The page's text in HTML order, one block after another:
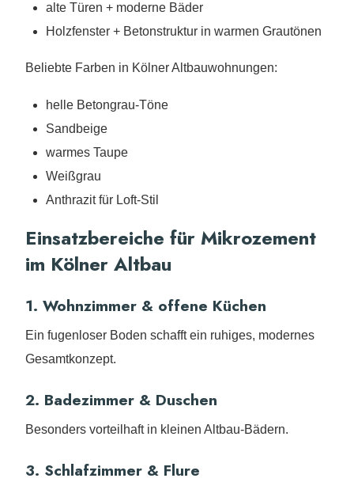
alte Türen + moderne Bäder
Holzfenster + Betonstruktur in warmen Grautönen
Beliebte Farben in Kölner Altbauwohnungen:
helle Betongrau-Töne
Sandbeige
warmes Taupe
Weißgrau
Anthrazit für Loft-Stil
Einsatzbereiche für Mikrozement
im Kölner Altbau
1. Wohnzimmer & offene Küchen
Ein fugenloser Boden schafft ein ruhiges, modernes
Gesamtkonzept.
2. Badezimmer & Duschen
Besonders vorteilhaft in kleinen Altbau-Bädern.
3. Schlafzimmer & Flure